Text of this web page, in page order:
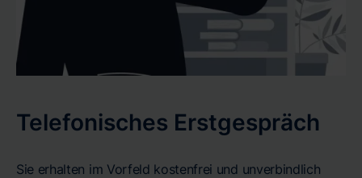
Telefonisches Erstgespräch
Sie erhalten im Vorfeld kostenfrei und unverbindlich